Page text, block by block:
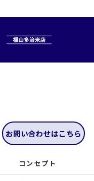
お問い合わせはこちら
コンセプト